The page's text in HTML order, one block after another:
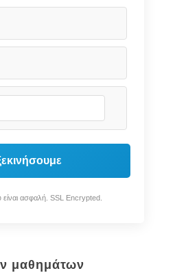
είναι ασφαλή. SSL Encrypted.
μαθημάτων